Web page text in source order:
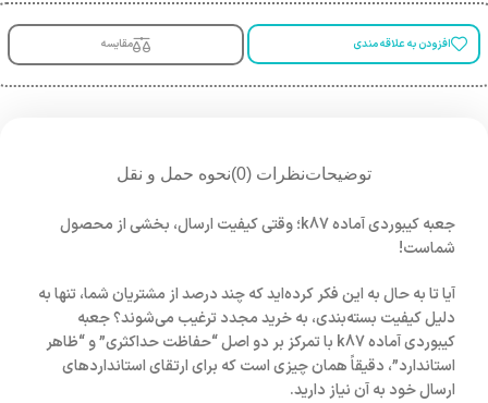
افزودن به علاقه مندی مقایسه
توضیحاتنظرات (0) نحوه حمل و نقل
جعبه کیبوردی آماده k87؛ وقتی کیفیت ارسال، بخشی از محصول
شماست!
آیا تا به حال به این فکر کرده‌اید که چند درصد از مشتریان شما، تنها به
دلیل کیفیت بسته‌بندی، به خرید مجدد ترغیب می‌شوند؟ جعبه
کیبوردی آماده k87 با تمرکز بر دو اصل “حفاظت حداکثری” و “ظاهر
استاندارد”، دقیقاً همان چیزی است که برای ارتقای استانداردهای
ارسال خود به آن نیاز دارید.